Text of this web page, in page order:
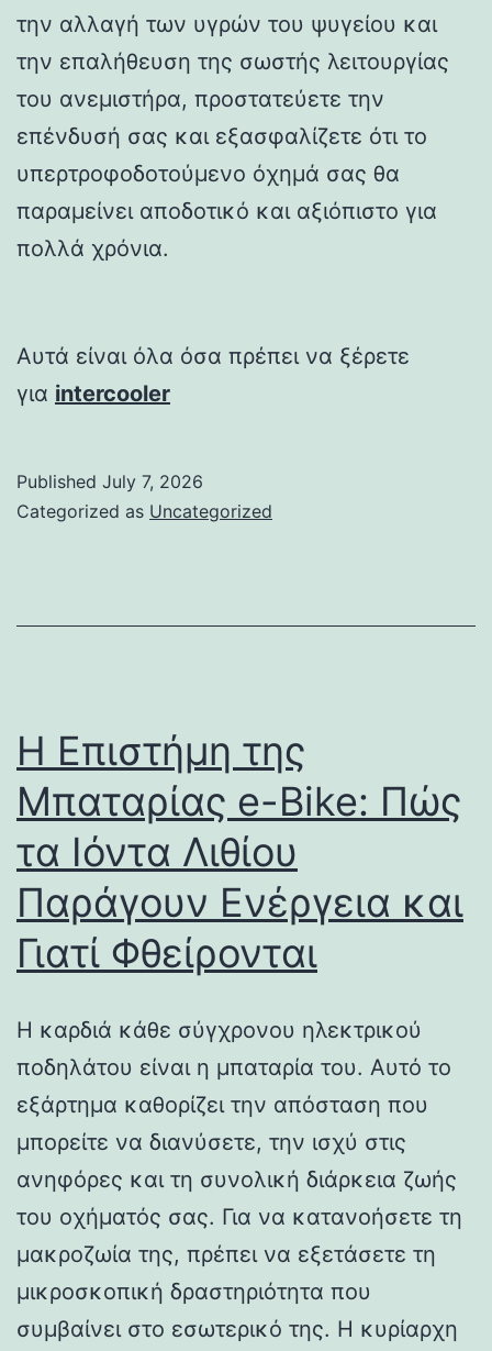
την αλλαγή των υγρών του ψυγείου και
την επαλήθευση της σωστής λειτουργίας
του ανεμιστήρα, προστατεύετε την
επένδυσή σας και εξασφαλίζετε ότι το
υπερτροφοδοτούμενο όχημά σας θα
παραμείνει αποδοτικό και αξιόπιστο για
πολλά χρόνια.
Αυτά είναι όλα όσα πρέπει να ξέρετε
για intercooler
Published July 7, 2026
Categorized as Uncategorized
Η Επιστήμη της
Μπαταρίας e-Bike: Πώς
τα Ιόντα Λιθίου
Παράγουν Ενέργεια και
Γιατί Φθείρονται
Η καρδιά κάθε σύγχρονου ηλεκτρικού
ποδηλάτου είναι η μπαταρία του. Αυτό το
εξάρτημα καθορίζει την απόσταση που
μπορείτε να διανύσετε, την ισχύ στις
ανηφόρες και τη συνολική διάρκεια ζωής
του οχήματός σας. Για να κατανοήσετε τη
μακροζωία της, πρέπει να εξετάσετε τη
μικροσκοπική δραστηριότητα που
συμβαίνει στο εσωτερικό της. Η κυρίαρχη